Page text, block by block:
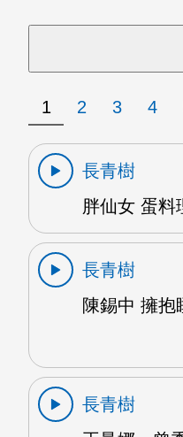
1 2 3 4
長青樹
胖仙女 蛋料
長青樹
陳錫中 擁抱
長青樹